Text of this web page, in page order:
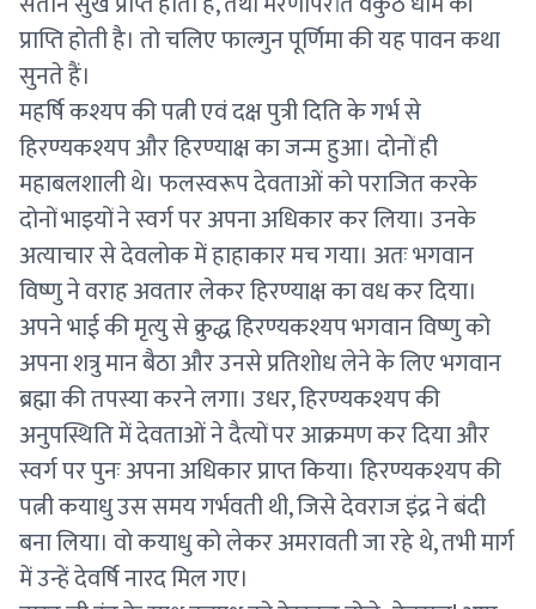
प्राप्ति होती है। तो चलिए फाल्गुन पूर्णिमा की यह पावन कथा
सुनते हैं।
महर्षि कश्यप की पत्नी एवं दक्ष पुत्री दिति के गर्भ से
हिरण्यकश्यप और हिरण्याक्ष का जन्म हुआ। दोनों ही
महाबलशाली थे। फलस्वरूप देवताओं को पराजित करके
दोनों भाइयों ने स्वर्ग पर अपना अधिकार कर लिया। उनके
अत्याचार से देवलोक में हाहाकार मच गया। अतः भगवान
विष्णु ने वराह अवतार लेकर हिरण्याक्ष का वध कर दिया।
अपने भाई की मृत्यु से क्रुद्ध हिरण्यकश्यप भगवान विष्णु को
अपना शत्रु मान बैठा और उनसे प्रतिशोध लेने के लिए भगवान
ब्रह्मा की तपस्या करने लगा। उधर, हिरण्यकश्यप की
अनुपस्थिति में देवताओं ने दैत्यों पर आक्रमण कर दिया और
स्वर्ग पर पुनः अपना अधिकार प्राप्त किया। हिरण्यकश्यप की
पत्नी कयाधु उस समय गर्भवती थी, जिसे देवराज इंद्र ने बंदी
बना लिया। वो कयाधु को लेकर अमरावती जा रहे थे, तभी मार्ग
में उन्हें देवर्षि नारद मिल गए।